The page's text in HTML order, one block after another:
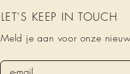
LET'S KEEP IN TOUCH
Meld je aan voor onze